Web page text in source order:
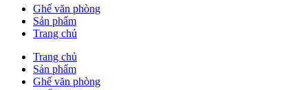
Ghế văn phòng
Sản phẩm
Trang chủ
Trang chủ
Sản phẩm
Ghế văn phòng